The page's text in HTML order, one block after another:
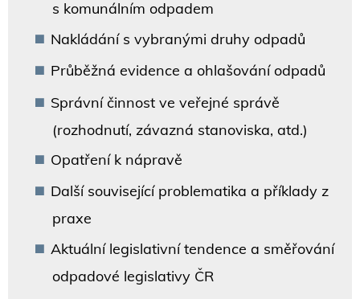
s komunálním odpadem
Nakládání s vybranými druhy odpadů
Průběžná evidence a ohlašování odpadů
Správní činnost ve veřejné správě
(rozhodnutí, závazná stanoviska, atd.)
Opatření k nápravě
Další související problematika a příklady z
praxe
Aktuální legislativní tendence a směřování
odpadové legislativy ČR